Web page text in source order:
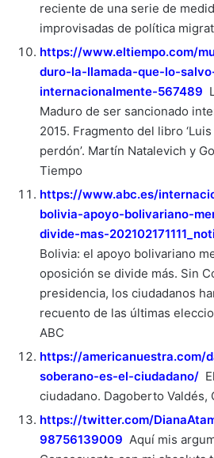
reciente de una serie de
improvisadas de política
https://www.eltiempo.com/
duro-la-llamada-que-lo-
internacionalmente-567489
Maduro de ser sancionado
2015. Fragmento del libro
perdón’. Martín Natalevich y
Tiempo
https://www.abc.es/
bolivia-apoyo-bolivariano-
divide-mas-
Bolivia: el apoyo bolivariano
oposición se divide más. Sin
presidencia, los ciudadanos
recuento de las últimas
ABC
https://americanuestra.com/
soberano-es-el-ciudadano/
ciudadano. Dagoberto Valdés,
https://twitter.com/
98756139009 Aquí mis